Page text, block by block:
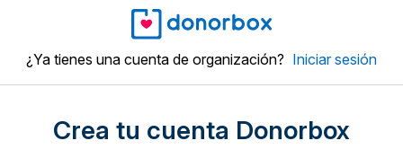
¿Ya tienes una cuenta de organización? Iniciar sesión
Crea tu cuenta Donorbox